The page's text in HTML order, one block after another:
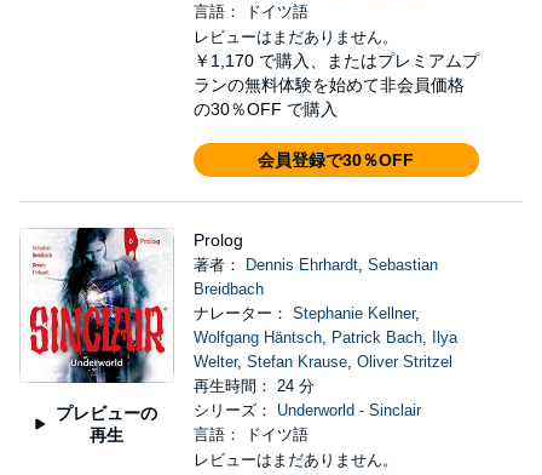
言語： ドイツ語
レビューはまだありません。
￥1,170 で購入、またはプレミアムプ
ランの無料体験を始めて非会員価格
の30％OFF で購入
会員登録で30％OFF
プレビューの
再生
Prolog
著者： Dennis Ehrhardt, Sebastian
Breidbach
ナレーター： Stephanie Kellner,
Wolfgang Häntsch, Patrick Bach,
Ilya
Welter, Stefan Krause, Oliver Stritzel
再生時間： 24 分
シリーズ： Underworld - Sinclair
言語： ドイツ語
レビューはまだありません。